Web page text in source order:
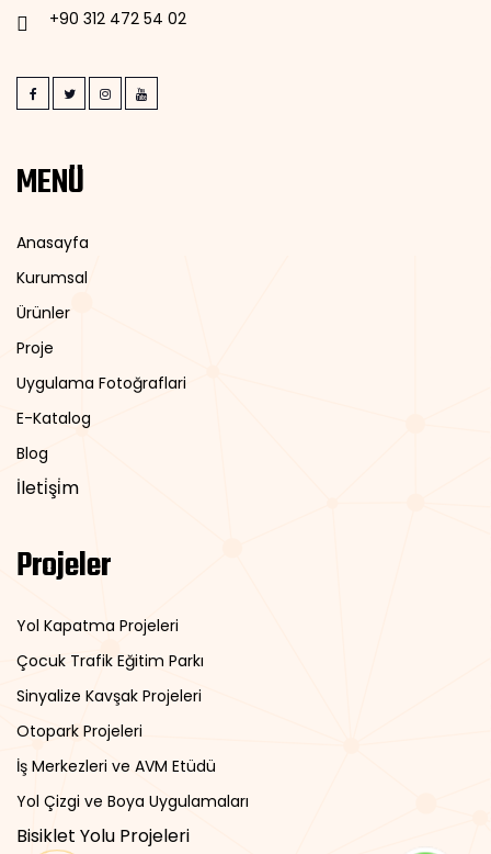
+90 312 472 54 02
MENÜ
Anasayfa
Kurumsal
Ürünler
Proje
Uygulama Fotoğraflari
E-Katalog
Blog
İleti̇şi̇m
Projeler
Yol Kapatma Projeleri
Çocuk Trafik Eğitim Parkı
Sinyalize Kavşak Projeleri
Otopark Projeleri
İş Merkezleri ve AVM Etüdü
Yol Çizgi ve Boya Uygulamaları
Bisiklet Yolu Projeleri